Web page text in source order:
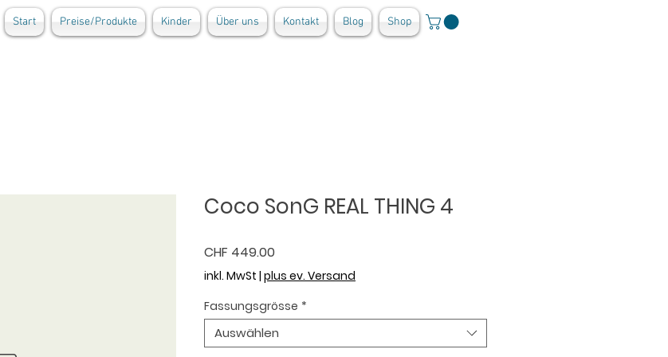
Start Preise/Produkte Kinder Über uns Kontakt Blog Shop
Coco SonG REAL THING 4
CHF 449.00Preis
inkl. MwSt | plus ev. Versand
Fassungsgrösse *
Auswählen